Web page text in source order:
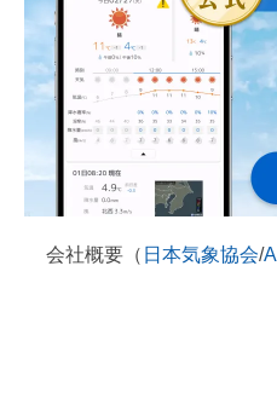
会社概要（ 日本気象協会/